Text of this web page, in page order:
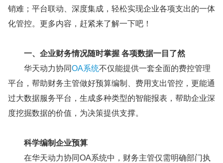
销难；平台联动、深度集成，轻松实现企业各项支出的一体
化管控。更多内容，赶紧来了解一下吧！
一、企业财务情况随时掌握 各项数据一目了然
华天动力协同OA系统不仅能提供一套全面的费控管理
平台，帮助财务主管做好预算编制、费用支出管控，更能通
过大数据服务平台，生成多种类型的智能报表，帮助企业深
度挖掘数据的价值，为决策提供支撑。
科学编制企业预算
在华天动力协同OA系统中，财务主管仅需明确部门执